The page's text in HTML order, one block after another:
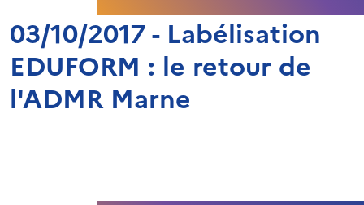
03/10/2017 - Labélisation
EDUFORM : le retour de
l'ADMR Marne